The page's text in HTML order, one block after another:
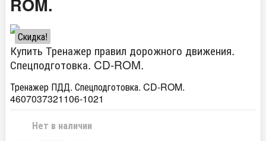
Скидка!
Купить Тренажер правил дорожного движения.
Спецподготовка. CD-ROM.
Тренажер ПДД. Спецподготовка. CD-ROM.
4607037321106-1021
Нет в наличии